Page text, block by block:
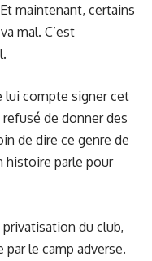
maintenant, certains
mal. C’est
lui compte signer cet
de donner des
de dire ce genre de
histoire parle pour
du club,
le camp adverse.